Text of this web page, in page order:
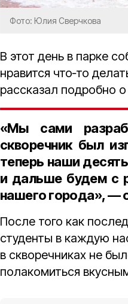
Фото: Юлия Сверчкова
В этот день в парке
нравится что‑то
рассказал подробно
«Мы сами
скворечник был
теперь наши
и дальше будем с
нашего города», —
После того как
студенты в каждую
в скворечниках не
полакомиться